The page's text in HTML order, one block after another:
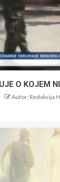
O KOJEM
Autor: Redakcija